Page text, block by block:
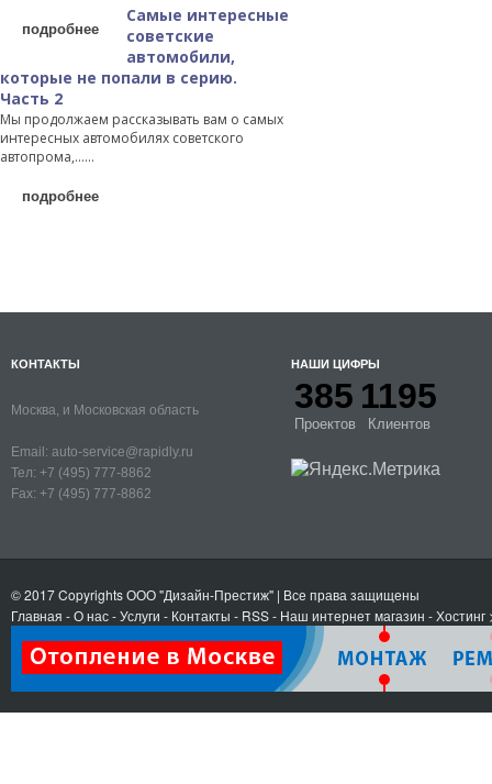
подробнее
Самые интересные
советские
автомобили,
которые не попали в серию.
Часть 2
Мы продолжаем рассказывать вам о самых
интересных автомобилях советского
автопрома,…...
подробнее
КОНТАКТЫ
Москва, и Московская область
Email: auto-service@rapidly.ru
Тел: +7 (495) 777-8862
Fax: +7 (495) 777-8862
НАШИ ЦИФРЫ
385
Проектов
1195
Клиентов
© 2017 CopyrightsООО "Дизайн-Престиж" | Все права защищены
Главная -О нас-Услуги - Контакты - RSS- Наш интернет магазин -Хостинг